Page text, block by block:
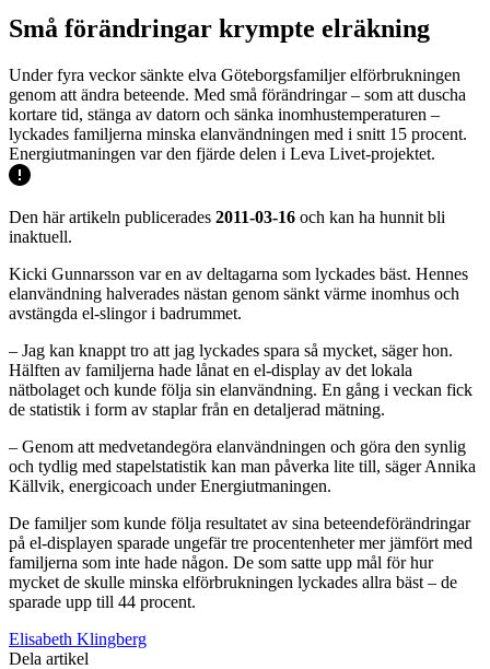
Små förändringar krympte elräkning
Under fyra veckor sänkte elva Göteborgsfamiljer elförbrukningen
genom att ändra beteende. Med små förändringar – som att duscha
kortare tid, stänga av datorn och sänka inomhustemperaturen –
lyckades familjerna minska elanvändningen med i snitt 15 procent.
Energiutmaningen var den fjärde delen i Leva Livet-projektet.
Den här artikeln publicerades 2011-03-16 och kan ha hunnit bli
inaktuell.
Kicki Gunnarsson var en av deltagarna som lyckades bäst. Hennes
elanvändning halverades nästan genom sänkt värme inomhus och
avstängda el-slingor i badrummet.
– Jag kan knappt tro att jag lyckades spara så mycket, säger hon.
Hälften av familjerna hade lånat en el-display av det lokala
nätbolaget och kunde följa sin elanvändning. En gång i veckan fick
de statistik i form av staplar från en detaljerad mätning.
– Genom att medvetandegöra elanvändningen och göra den synlig
och tydlig med stapelstatistik kan man påverka lite till, säger Annika
Källvik, energicoach under Energiutmaningen.
De familjer som kunde följa resultatet av sina beteendeförändringar
på el-displayen sparade ungefär tre procentenheter mer jämfört med
familjerna som inte hade någon. De som satte upp mål för hur
mycket de skulle minska elförbrukningen lyckades allra bäst – de
sparade upp till 44 procent.
Elisabeth Klingberg
Dela artikel